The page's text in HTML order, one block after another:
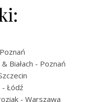
Białach - Poznań
- Łódź
- Warszawa